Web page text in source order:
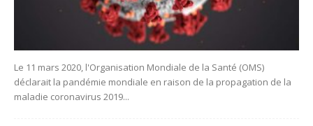
Le 11 mars 2020, l'Organisation Mondiale de la Santé (OMS)
déclarait la pandémie mondiale en raison de la propagation de la
maladie coronavirus 2019...